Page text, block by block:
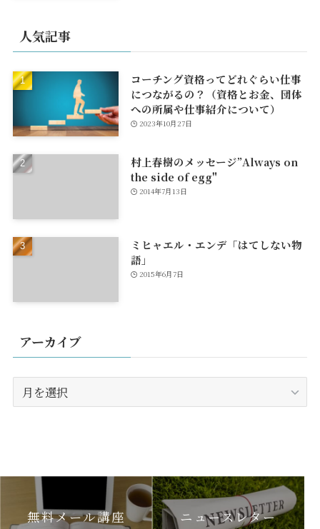
人気記事
コーチング資格ってどれぐらい仕事
につながるの？（資格とお金、団体
への所属や仕事紹介について）
2023年10月27日
村上春樹のメッセージ”Always on
the side of egg"
2014年7月13日
ミヒャエル・エンデ「はてしない物
語」
2015年6月7日
アーカイブ
ー
無料メール講座 ニュースレター